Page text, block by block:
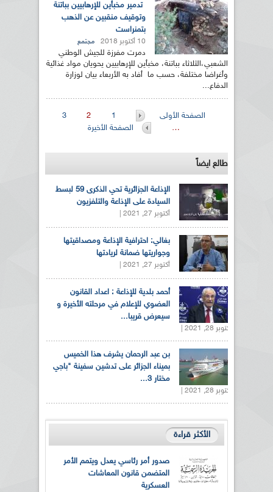
تدمير مخبأين للإرهابيين بباتنة
وتوقيف منقبين عن الذهب
بتمنراست
10 أكتوبر 2018 مجتمع
دمرت مفرزة للجيش الوطني
الشعبي،الثلاثاء بباتنة، مخبأين للإرهابيين يحويان مواد غذائية
وأغراضا مختلفة، حسب ما أفاد به الأربعاء بيان لوزارة
الدفاع...
الصفحات
الصفحة الأولى 1
2
3
…
الصفحة الأخيرة
طالع ايضاً
الإذاعة الجزائرية تحي الذكرى 59 لبسط
السيادة على الإذاعة والتلفزيون
أكتوبر 27, 2021 |
بغالي: احترافية الإذاعة ومصداقيتها
وجواريتها ضمانة لريادتها
أكتوبر 27, 2021 |
أحمد بلدية للإذاعة : اعداد القانون
العضوي للإعلام في مرحلته الأخيرة و
سيعرض قريبا...
أكتوبر 28, 2021 |
بن عبد الرحمان يشرف هذا الخميس
بميناء الجزائر على تدشين سفينة "باجي
مختار 3...
أكتوبر 28, 2021 |
الأكثر قراءة
صدور أمر رئاسي يعدل ويتمم الأمر
المتضمن قانون المعاشات
العسكرية